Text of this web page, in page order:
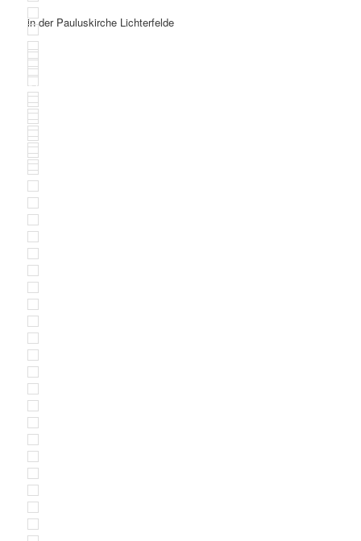
in der Pauluskirche Lichterfelde
© Klaus Böse ---BOB-Konzert in der Pauluskirche, Berlin 2023